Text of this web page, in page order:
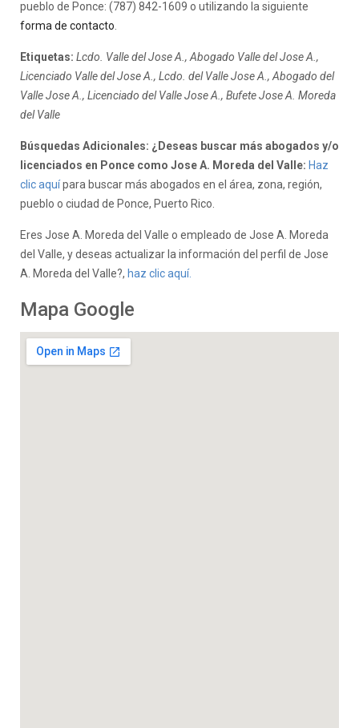
pueblo de Ponce: (787) 842-1609 o utilizando la siguiente
forma de contacto
Etiquetas: Lcdo. Valle del Jose A., Abogado Valle del Jose A.,
Licenciado Valle del Jose A., Lcdo. del Valle Jose A., Abogado del
Valle Jose A., Licenciado del Valle Jose A., Bufete Jose A. Moreda
del Valle
Búsquedas Adicionales: ¿Deseas buscar más abogados y/o
licenciados en Ponce como Jose A. Moreda del Valle: Haz
clic aquípara buscar más abogados en el área, zona, región,
pueblo o ciudad de Ponce, Puerto Rico.
Eres Jose A. Moreda del Valle o empleado de Jose A. Moreda
del Valle, y deseas actualizar la información del perfil de Jose
A. Moreda del Valle?, haz clic aquí.
Mapa Google